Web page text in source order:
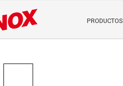
PRODUCTOS